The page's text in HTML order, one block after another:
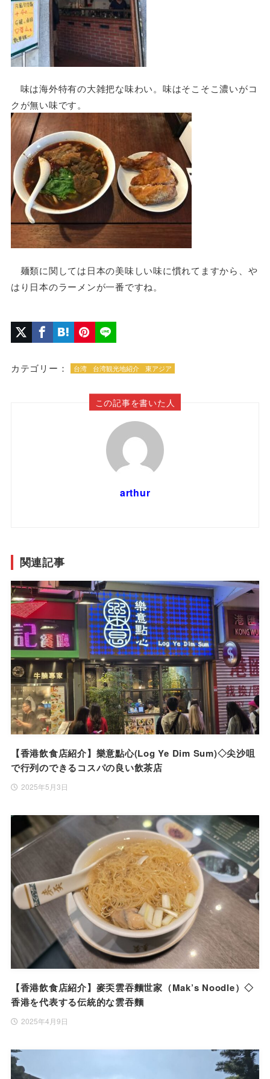
味は海外特有の大雑把な味わい。味はそこそこ濃いがコ
クが無い味です。
麺類に関しては日本の美味しい味に慣れてますから、や
はり日本のラーメンが一番ですね。
カテゴリー： 台湾 台湾観光地紹介 東アジア
この記事を書いた人
arthur
関連記事
【香港飲食店紹介】樂意點心(Log Ye Dim Sum)◇尖沙咀
で行列のできるコスパの良い飲茶店
2025年5月3日
【香港飲食店紹介】麥奀雲吞麵世家（Mak’s Noodle）◇
香港を代表する伝統的な雲吞麵
2025年4月9日